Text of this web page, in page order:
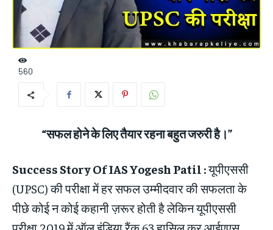
560
“सफल होने के लिए तैयार रहना बहुत जरुरी है।”
Success Story Of IAS Yogesh Patil :यूपीएससी
(UPSC) की परीक्षा में हर सफल उम्मीदवार की सफलता के
पीछे कोई न कोई कहानी ज़रूर होती है लेकिन यूपीएससी